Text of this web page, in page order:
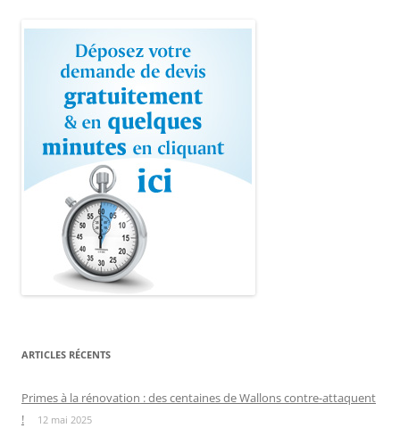
ARTICLES RÉCENTS
Primes à la rénovation : des centaines de Wallons contre-attaquent
!
12 mai 2025